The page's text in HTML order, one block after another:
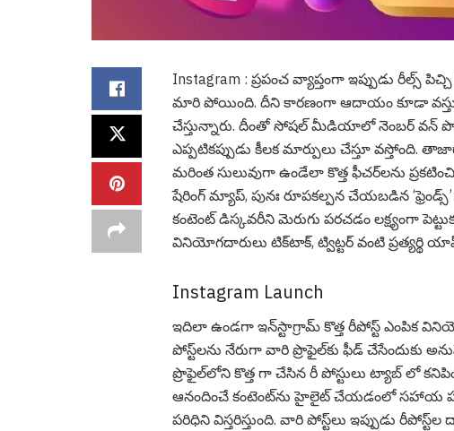
Instagram : ప్ర‌పంచ వ్యాప్తంగా ఇప్పుడు రీల్స్
మారి పోయింది. దీని కార‌ణంగా ఆదాయం కూడా
చేస్తున్నారు. దీంతో సోష‌ల్ మీడియాలో నెంబ‌ర్ వ‌న్
ఎప్ప‌టిక‌ప్పుడు కీల‌క మార్పులు చేస్తూ వ‌స్తోంది.
మ‌రింత సులువుగా ఉండేలా కొత్త ఫీచర్‌లను
షేరింగ్ మ్యాప్, పునః రూపకల్పన చేయబడిన
కంటెంట్ డిస్కవరీని మెరుగు పరచడం లక్ష్యంగా
వినియోగదారులు టిక్‌టాక్, ట్విట్టర్ వంటి ప్రత్యర్థి
Instagram Launch
ఇదిలా ఉండ‌గా ఇన్‌స్టాగ్రామ్ కొత్త రీపోస్ట్ ఎంపిక
పోస్ట్‌లను నేరుగా వారి ప్రొఫైల్‌కు ఫీడ్ చేసేందుకు
ప్రొఫైల్‌లోని కొత్త గా చేసిన రీ పోస్టులు ట్యాబ్ లో
ఆనందించే కంటెంట్‌ను హైలైట్ చేయడంలో సహాయ
పరిధిని విస్తరిస్తుంది. వారి పోస్ట్‌లు ఇప్పుడు రీపోస్ట్‌ల